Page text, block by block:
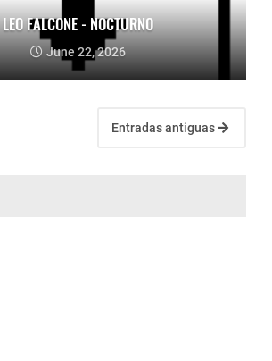
LEO FALCONE - NOCTURNO
June 22, 2026
Entradas antiguas